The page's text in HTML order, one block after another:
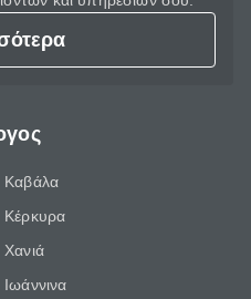
Καβάλα
Κέρκυρα
Χανιά
Ιωάννινα